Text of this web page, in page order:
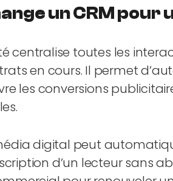
un CRM
centralise toutes les
en cours. Il permet
les conversions
digital peut
d’un lecteur sans